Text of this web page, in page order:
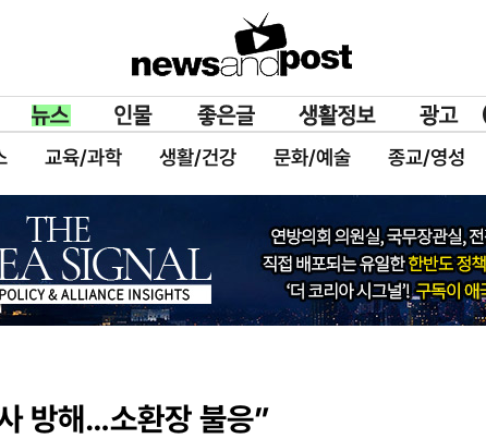
교육/과학 생활/건강 문화/예술 종교/영성
방해…소환장 불응”